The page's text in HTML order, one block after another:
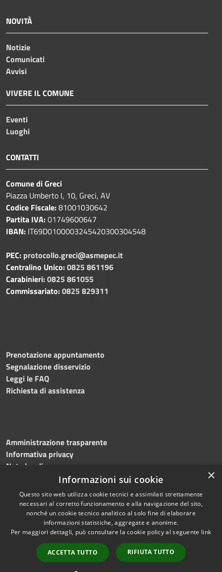
NOVITÀ
Notizie
Comunicati
Avvisi
VIVERE IL COMUNE
Eventi
Luoghi
CONTATTI
Comune di Greci
Piazza Umberto I, 10, Greci, AV
Codice Fiscale:81001030642
Partita IVA:01749600647
IBAN: IT69D0100003245420300304548
PEC: protocollo.greci@asmepec.it
Centralino Unico:0825 861196
Carabinieri:0825 861055
Commissariato:0825 829311
Prenotazione appuntamento
Segnalazione disservizio
Leggi le FAQ
Richiesta di assistenza
Amministrazione trasparente
Informativa privacy
Note legali
Dichiarazione di accessibilità
Accessibilità
Copyright © 2026 • Comune di
Greci • Powered by
Municipium•
Accesso
redazione
×
Informazioni sui cookie
Questo sito web utilizza cookie tecnici e assimilati strettamente
necessari al corretto funzionamento e alla navigazione del sito,
nonché un cookie tecnico analitico al solo fine di elaborare
informazioni statistiche, aggregate e anonime.
Per maggiori dettagli, può consultare la cookie policy al seguente link
ACCETTA TUTTO RIFIUTA TUTTO